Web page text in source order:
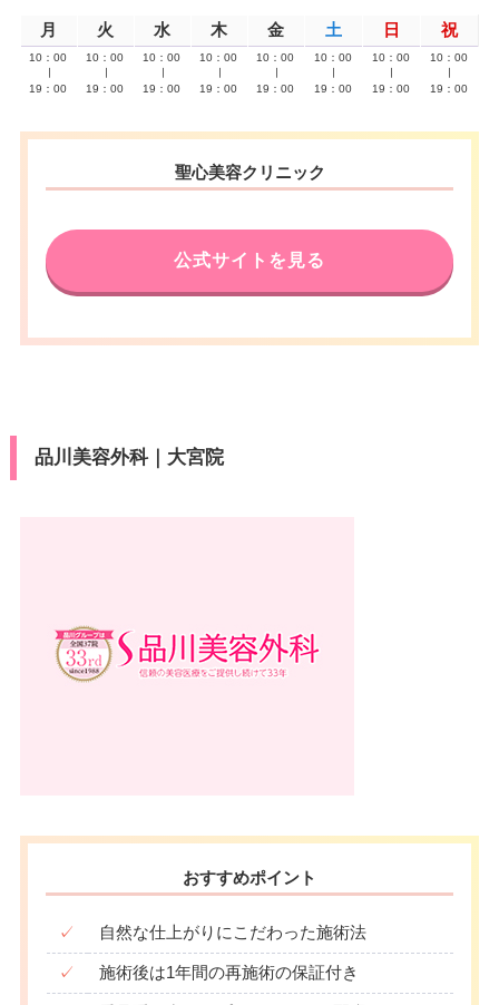
月 火 水 木 金 土 日 祝
10：00
19：00
10：00
19：00
10：00
19：00
10：00
19：00
10：00
19：00
10：00
19：00
10：00
19：00
10：00
19：00
聖心美容クリニック
公式サイトを見る
品川美容外科｜大宮院
おすすめポイント
✓ 自然な仕上がりにこだわった施術法
✓ 施術後は1年間の再施術の保証付き